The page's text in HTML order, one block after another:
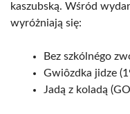
kaszubską. Wśród
wyróżniają się:
Bez szkólnégo
Gwiôzdka jidze
Jadą z koladą